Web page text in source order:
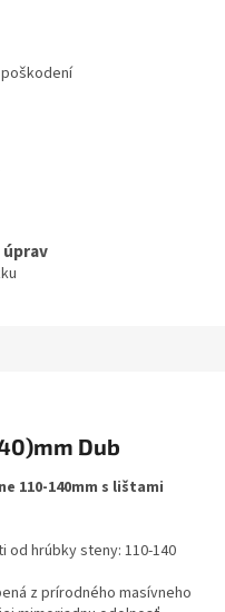
Dub
110-140mm s lištami
od hrúbky steny: 110-140
z prírodného masívneho